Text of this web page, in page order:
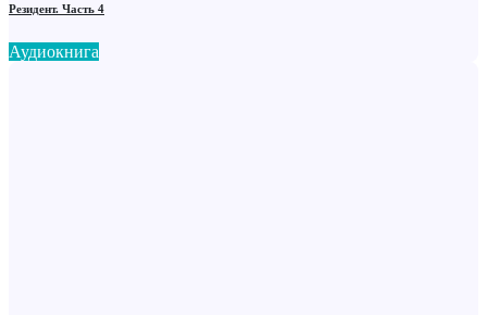
Резидент. Часть 4
Аудиокнига